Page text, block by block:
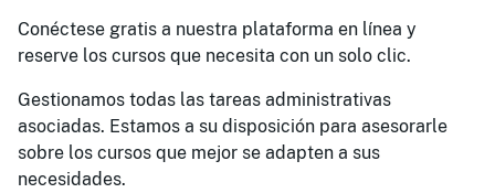
Conéctese gratis a nuestra plataforma en línea y
reserve los cursos que necesita con un solo clic.
Gestionamos todas las tareas administrativas
asociadas. Estamos a su disposición para asesorarle
sobre los cursos que mejor se adapten a sus
necesidades.